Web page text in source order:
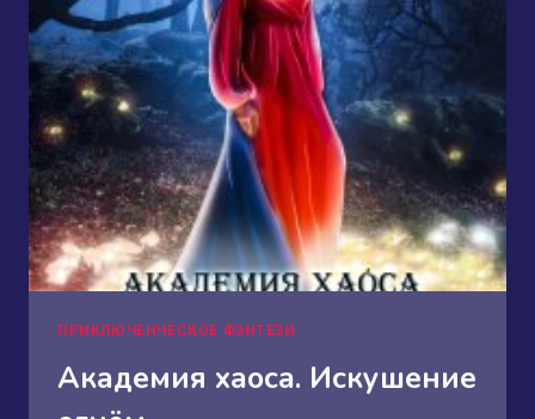
ПРИКЛЮЧЕНЧЕСКОЕ ФЭНТЕЗИ
Академия хаоса. Искушение